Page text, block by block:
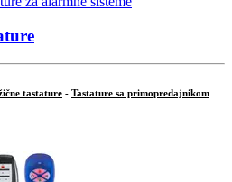
tastature - Tastature sa primopredajnikom